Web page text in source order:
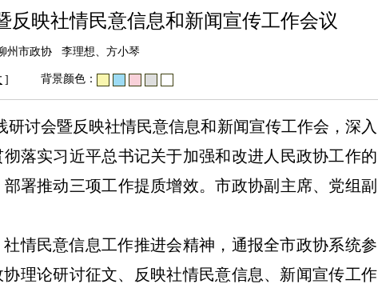
反映社情民意信息和新闻宣传工作会议
州市政协 李理想、方小琴
] 背景颜色：
研讨会暨反映社情民意信息和新闻宣传工作会，深入
落实习近平总书记关于加强和改进人民政协工作的
署推动三项工作提质增效。市政协副主席、党组副
情民意信息工作推进会精神，通报全市政协系统参
理论研讨征文、反映社情民意信息、新闻宣传工作